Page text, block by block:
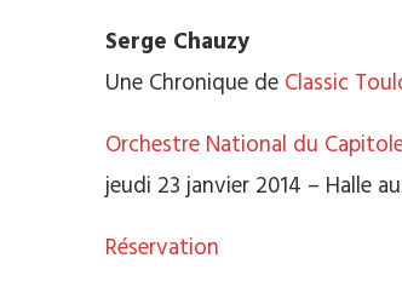
Serge Chauzy
Une Chronique de Classic
Orchestre National du
jeudi 23 janvier 2014 – Halle
Réservation